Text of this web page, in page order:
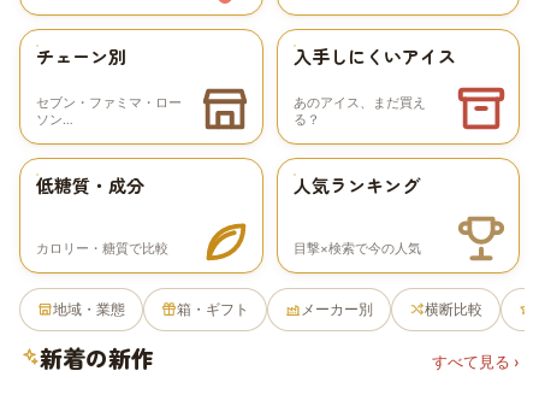
チェーン別
セブン・ファミマ・ロー
ソン…
入手しにくいアイス
あのアイス、まだ買え
る？
低糖質・成分
カロリー・糖質で比較
人気ランキング
目撃×検索で今の人気
地域・業態 箱・ギフト メーカー別 横断比較
新着の新作 すべて見る ›